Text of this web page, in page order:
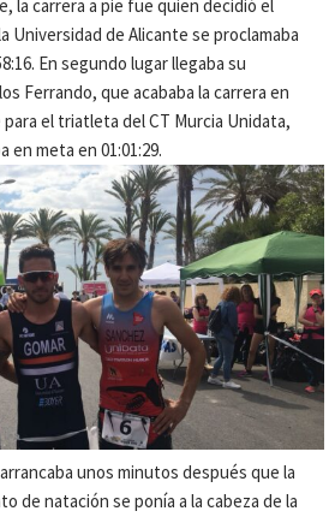
la carrera a pie fue quien decidió el
Universidad de Alicante se proclamaba
En segundo lugar llegaba su
Ferrando, que acababa la carrera en
el triatleta del CT Murcia Unidata,
en meta en 01:01:29.
unos minutos después que la
de natación se ponía a la cabeza de la